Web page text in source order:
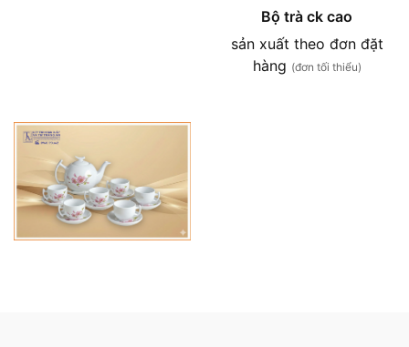
Bộ trà ck cao
sản xuất theo đơn đặt
hàng (đơn tối thiểu)